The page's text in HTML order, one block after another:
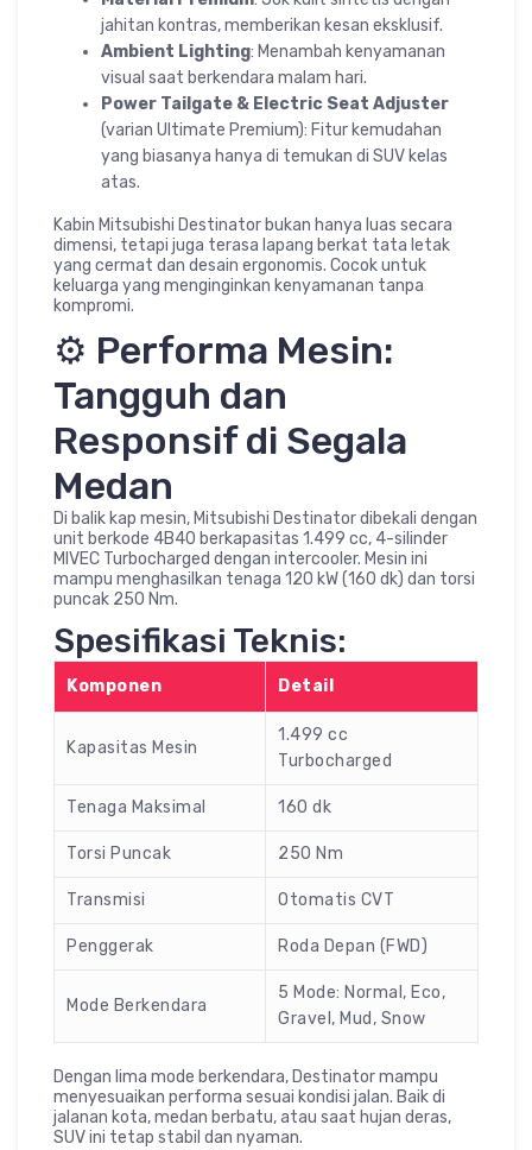
jahitan kontras, memberikan kesan eksklusif.
Ambient Lighting: Menambah kenyamanan
visual saat berkendara malam hari.
Power Tailgate & Electric Seat Adjuster
(varian Ultimate Premium): Fitur kemudahan
yang biasanya hanya di temukan di SUV kelas
atas.
Kabin Mitsubishi Destinator bukan hanya luas secara
dimensi, tetapi juga terasa lapang berkat tata letak
yang cermat dan desain ergonomis. Cocok untuk
keluarga yang menginginkan kenyamanan tanpa
kompromi.
⚙️ Performa Mesin:
Tangguh dan
Responsif di Segala
Medan
Di balik kap mesin, Mitsubishi Destinator dibekali dengan
unit berkode 4B40 berkapasitas 1.499 cc, 4-silinder
MIVEC Turbocharged dengan intercooler. Mesin ini
mampu menghasilkan tenaga 120 kW (160 dk) dan torsi
puncak 250 Nm.
Spesifikasi Teknis:
Komponen Detail
Kapasitas Mesin
1.499 cc
Turbocharged
Tenaga Maksimal 160 dk
Torsi Puncak 250 Nm
Transmisi Otomatis CVT
Penggerak Roda Depan (FWD)
Mode Berkendara
5 Mode: Normal, Eco,
Gravel, Mud, Snow
Dengan lima mode berkendara, Destinator mampu
menyesuaikan performa sesuai kondisi jalan. Baik di
jalanan kota, medan berbatu, atau saat hujan deras,
SUV ini tetap stabil dan nyaman.